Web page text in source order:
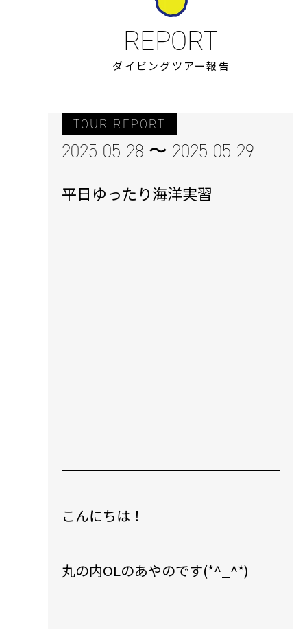
ダイビングツアー報告
TOUR REPORT
2025-05-28 〜 2025-05-29
平日ゆったり海洋実習
こんにちは！
丸の内OLのあやのです(*^_^*)